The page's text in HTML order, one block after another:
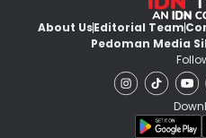
About UsEditorial Team
Pedoman Media